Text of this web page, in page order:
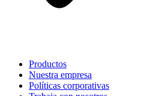
Productos
Nuestra empresa
Políticas corporativas